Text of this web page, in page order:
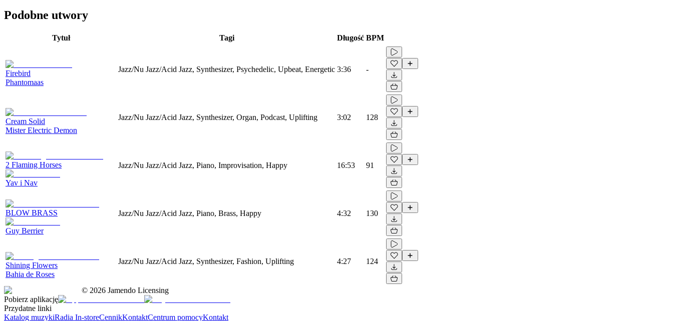
Podobne utwory
Tytuł Tagi Długość BPM
Firebird
Phantomaas
Jazz/Nu Jazz/Acid Jazz, Synthesizer, Psychedelic, Upbeat, Energetic 3:36 -
Cream Solid
Mister Electric Demon
Jazz/Nu Jazz/Acid Jazz, Synthesizer, Organ, Podcast, Uplifting 3:02 128
2 Flaming Horses
Yav i Nav
Jazz/Nu Jazz/Acid Jazz, Piano, Improvisation, Happy 16:53 91
BLOW BRASS
Guy Berrier
Jazz/Nu Jazz/Acid Jazz, Piano, Brass, Happy 4:32 130
Shining Flowers
Bahia de Roses
Jazz/Nu Jazz/Acid Jazz, Synthesizer, Fashion, Uplifting 4:27 124
© 2026 Jamendo Licensing
Pobierz aplikację
Przydatne linki
Katalog muzykiRadia In-storeCennikKontaktCentrum pomocyKontakt